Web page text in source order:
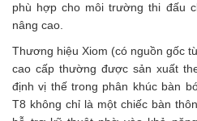
phù hợp cho môi trường thi đấu
nâng cao.
Thương hiệu Xiom (có nguồn gốc
cao cấp thường được sản xuất
định vị thế trong phân khúc bàn
T8 không chỉ là một chiếc bàn